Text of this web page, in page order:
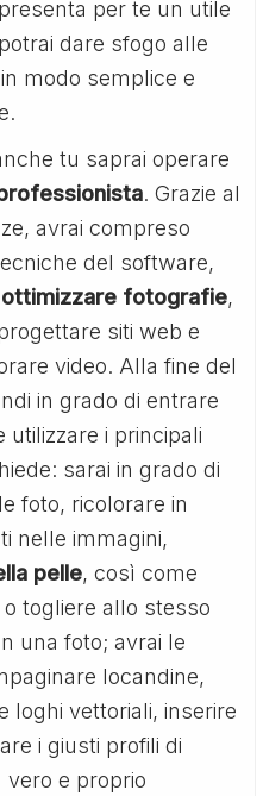
per te un utile
dare sfogo alle
modo semplice e
tu saprai operare
. Grazie al
avrai compreso
del software,
ottimizzare fotografie,
siti web e
video. Alla fine del
in grado di entrare
i principali
sarai in grado di
foto, ricolorare in
nelle immagini,
pelle, così come
togliere allo stesso
una foto; avrai le
locandine,
loghi vettoriali, inserire
i giusti profili di
e proprio